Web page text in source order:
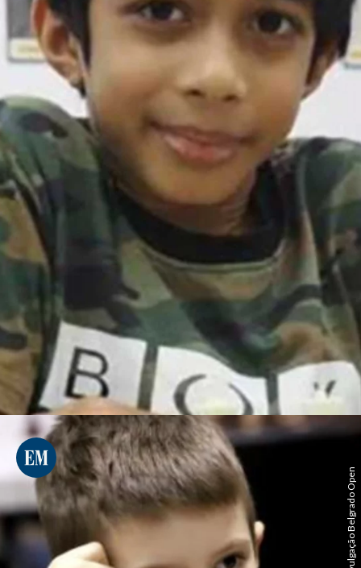
Divulgação Belgrado Open